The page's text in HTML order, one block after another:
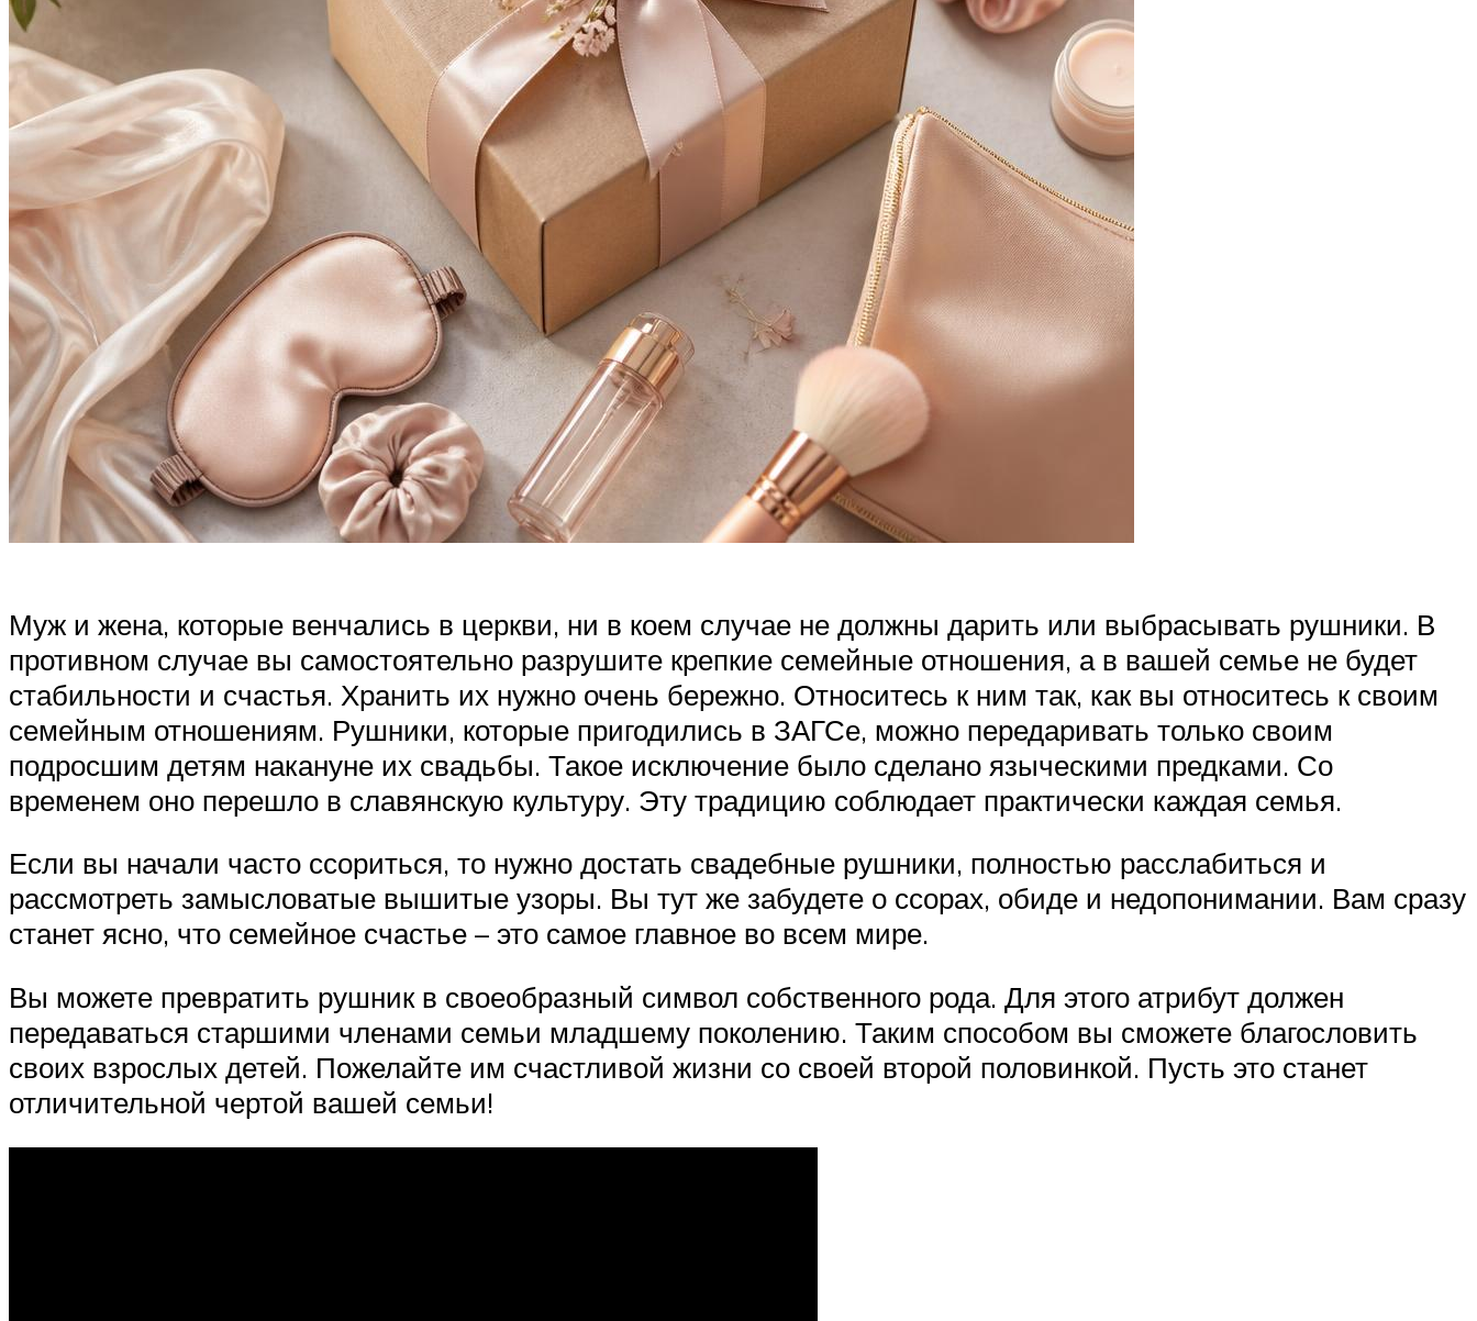
Муж и жена, которые венчались в церкви, ни в коем случае не должны дарить или выбрасывать рушники. В
противном случае вы самостоятельно разрушите крепкие семейные отношения, а в вашей семье не будет
стабильности и счастья. Хранить их нужно очень бережно. Относитесь к ним так, как вы относитесь к своим
семейным отношениям. Рушники, которые пригодились в ЗАГСе, можно передаривать только своим
подросшим детям накануне их свадьбы. Такое исключение было сделано языческими предками. Со
временем оно перешло в славянскую культуру. Эту традицию соблюдает практически каждая семья.
Если вы начали часто ссориться, то нужно достать свадебные рушники, полностью расслабиться и
рассмотреть замысловатые вышитые узоры. Вы тут же забудете о ссорах, обиде и недопонимании. Вам сразу
станет ясно, что семейное счастье – это самое главное во всем мире.
Вы можете превратить рушник в своеобразный символ собственного рода. Для этого атрибут должен
передаваться старшими членами семьи младшему поколению. Таким способом вы сможете благословить
своих взрослых детей. Пожелайте им счастливой жизни со своей второй половинкой. Пусть это станет
отличительной чертой вашей семьи!